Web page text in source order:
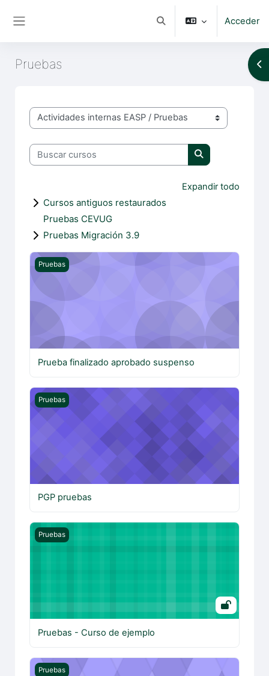
Selector de búsqueda de
Acceder
Pruebas
Categorías
Buscar cursos
Buscar cursos
Expandir todo
Cursos antiguos restaurados
Pruebas CEVUG
Pruebas Migración 3.9
Prueba finalizado aprobado suspenso
Pruebas
Prueba finalizado aprobado suspenso
PGP pruebas
Pruebas
PGP pruebas
Pruebas - Curso de ejemplo
Pruebas
Pruebas - Curso de ejemplo
Prueba Condiciones
Pruebas